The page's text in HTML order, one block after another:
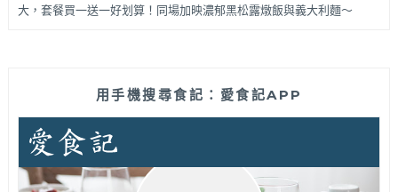
大，套餐買一送一好划算！同場加映濃郁黑松露燉飯與義大利麵～
用手機搜尋食記：愛食記APP